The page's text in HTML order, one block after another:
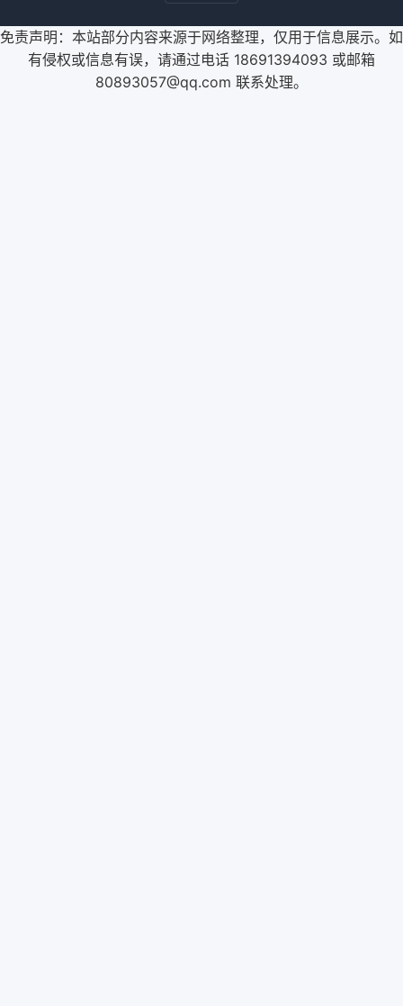
免责声明：本站部分内容来源于网络整理，仅用于信息展示。如
有侵权或信息有误，请通过电话 18691394093 或邮箱
80893057@qq.com 联系处理。